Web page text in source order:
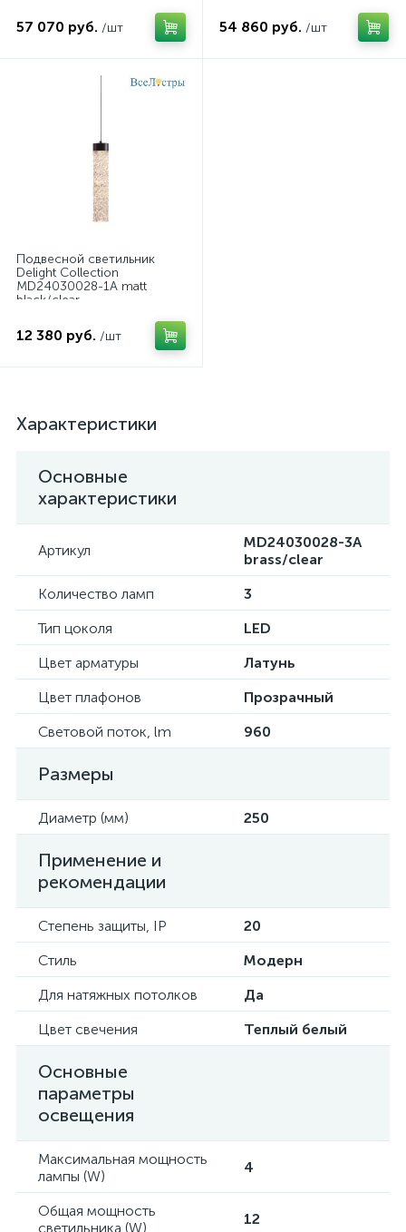
57 070 руб. /шт 54 860 руб. /шт
Подвесной светильник
Delight Collection
MD24030028-1A matt
black/clear
12 380 руб. /шт
Характеристики
Основные
характеристики
Артикул
MD24030028-3A
brass/clear
Количество ламп
3
Тип цоколя
LED
Цвет арматуры
Латунь
Цвет плафонов
Прозрачный
Световой поток, lm
960
Размеры
Диаметр (мм) 250
Применение и
рекомендации
Степень защиты, IP
20
Стиль
Модерн
Для натяжных потолков
Да
Цвет свечения
Теплый белый
Основные
параметры
освещения
Максимальная мощность
лампы (W)
4
Общая мощность
светильника (W)
12